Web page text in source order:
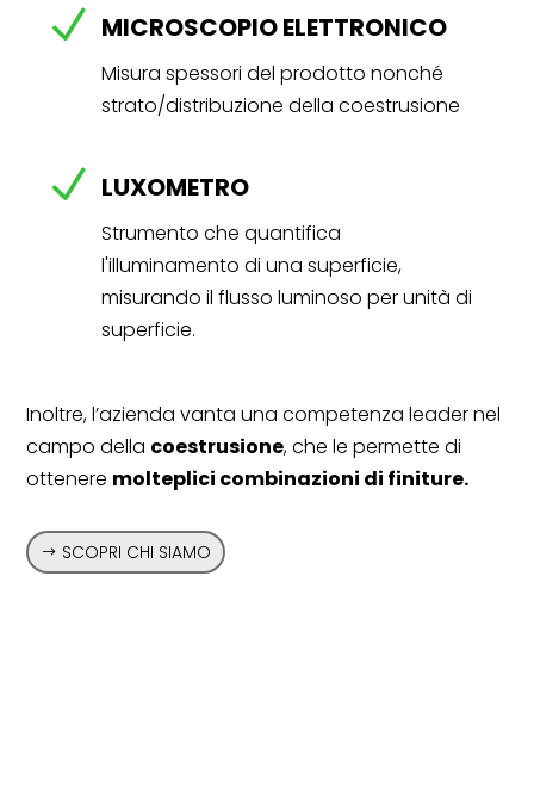
N MICROSCOPIO ELETTRONICO
Misura spessori del prodotto nonché
strato/distribuzione della coestrusione
N LUXOMETRO
Strumento che quantifica
l'illuminamento di una superficie,
misurando il flusso luminoso per unità di
superficie.
Inoltre, l’azienda vanta una competenza leader nel
campo della coestrusione, che le permette di
ottenere molteplici combinazioni di finiture.
SCOPRI CHI SIAMO